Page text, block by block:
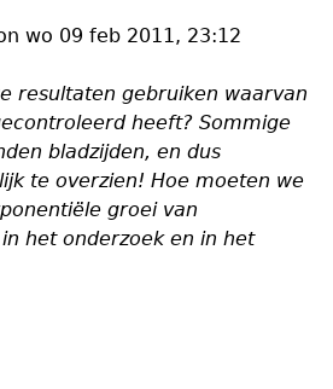
wo 09 feb 2011, 23:12
resultaten gebruiken waarvan
heeft? Sommige
bladzijden, en dus
te overzien! Hoe moeten we
groei van
het onderzoek en in het